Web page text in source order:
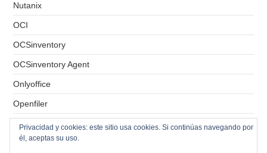
Nutanix
OCI
OCSinventory
OCSinventory Agent
Onlyoffice
Openfiler
Openfire
OpenLDAP
Privacidad y cookies: este sitio usa cookies. Si continúas navegando por
él, aceptas su uso.